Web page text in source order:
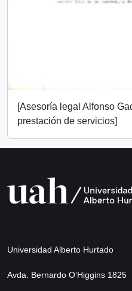
[Asesoría legal Alfonso
prestación de servicios]
Universidad Alberto Hurtado
Avda. Bernardo O’Higgins 1825